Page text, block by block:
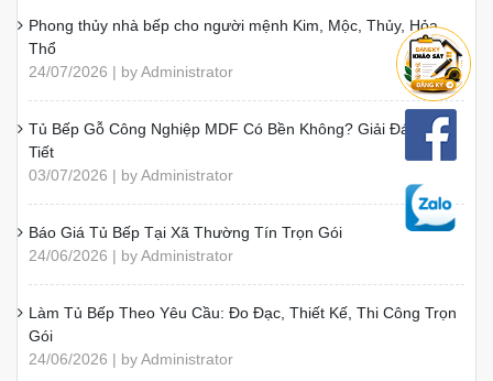
Phong thủy nhà bếp cho người mệnh Kim, Mộc, Thủy, Hỏa,
Thổ
24/07/2026 | by Administrator
Tủ Bếp Gỗ Công Nghiệp MDF Có Bền Không? Giải Đáp Chi
Tiết
03/07/2026 | by Administrator
Báo Giá Tủ Bếp Tại Xã Thường Tín Trọn Gói
24/06/2026 | by Administrator
Làm Tủ Bếp Theo Yêu Cầu: Đo Đạc, Thiết Kế, Thi Công Trọn
Gói
24/06/2026 | by Administrator